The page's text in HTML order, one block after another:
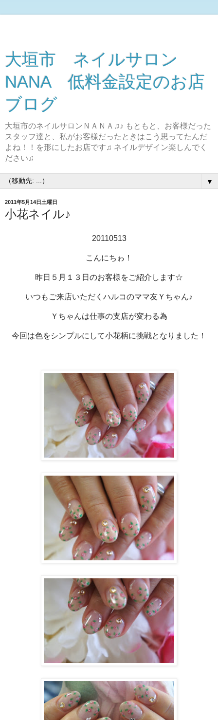
大垣市 ネイルサロン
NANA 低料金設定のお店
ブログ
大垣市のネイルサロンＮＡＮＡ♫♪ もともと、お客様だった
スタッフ達と、私がお客様だったときはこう思ってたんだ
よね！！を形にしたお店です♫ ネイルデザイン楽しんでく
ださい♫
▼
2011年5月14日土曜日
小花ネイル♪
20110513
こんにちゎ！
昨日５月１３日のお客様をご紹介します☆
いつもご来店いただくハルコのママ友Ｙちゃん♪
Ｙちゃんは仕事の支店が変わる為
今回は色をシンプルにして小花柄に挑戦となりました！